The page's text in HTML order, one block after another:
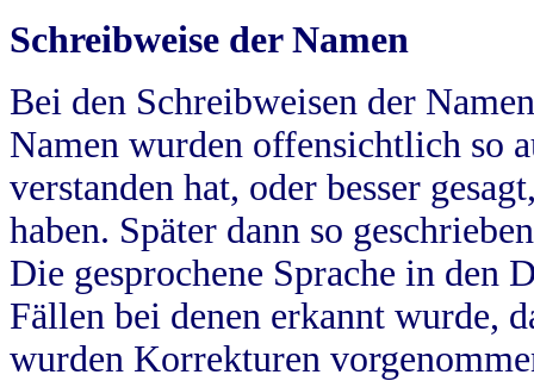
Schreibweise der Namen
Bei den Schreibweisen der
Namen wurden offensichtlich so
verstanden hat, oder besser
haben. Später dann so
Die gesprochene Sprache in
Fällen bei denen erkannt wurde,
wurden Korrekturen